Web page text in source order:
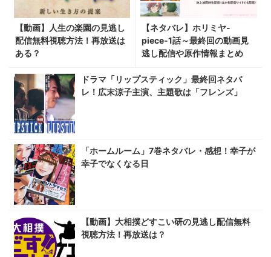
【動画】人生の楽園の見逃し
配信無料視聴方法！再放送は
ある？
【ネタバレ】ホリミヤ-
piece-1話～最終回の動画見
逃し配信や原作情報まとめ
ドラマ「リップスティック」最終回ネタバ
レ！広末涼子主演、主題歌は「フレンズ」
「ホームルーム」7巻ネタバレ・感想！幸子が
幸子でなくなる日
【動画】大相撲どすこい研の見逃し配信無料
視聴方法！再放送は？